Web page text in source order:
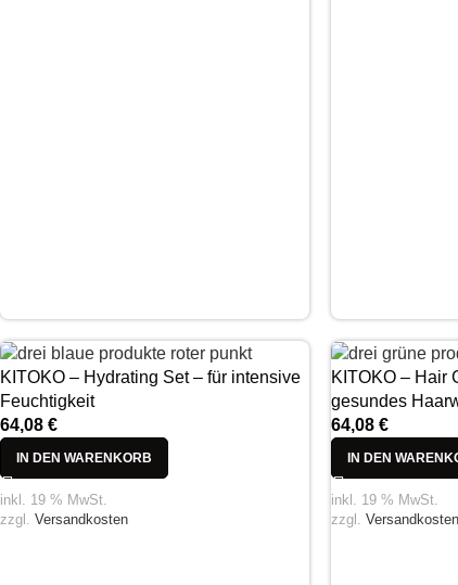
KITOKO – Hydrating Set – für intensive
Feuchtigkeit
64,08 €
IN DEN WARENKORB
inkl. 19 % MwSt.
zzgl. Versandkosten
KITOKO – Hair
gesundes
64,08€
IN DEN
inkl. 19 % MwSt.
zzgl.Versandkosten